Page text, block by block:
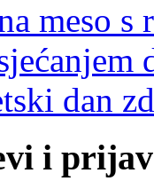
meso s
dan
i